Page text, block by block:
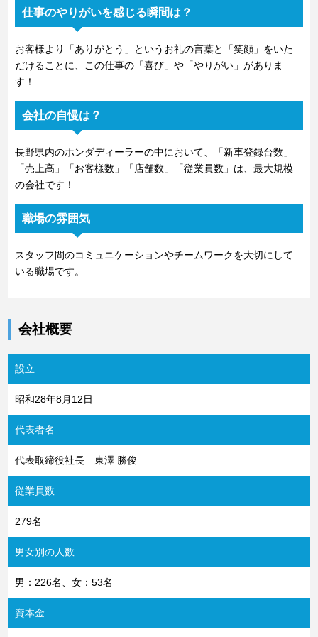
仕事のやりがいを感じる瞬間は？
お客様より「ありがとう」というお礼の言葉と「笑顔」をいた
だけることに、この仕事の「喜び」や「やりがい」がありま
す！
会社の自慢は？
長野県内のホンダディーラーの中において、「新車登録台数」
「売上高」「お客様数」「店舗数」「従業員数」は、最大規模
の会社です！
職場の雰囲気
スタッフ間のコミュニケーションやチームワークを大切にして
いる職場です。
会社概要
設立
昭和28年8月12日
代表者名
代表取締役社長 東澤 勝俊
従業員数
279名
男女別の人数
男：226名、女：53名
資本金